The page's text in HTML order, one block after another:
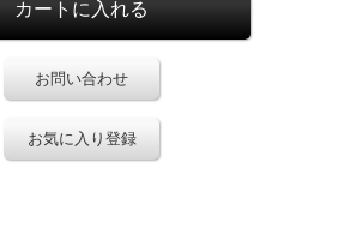
お問い合わせ
お気に入り登録